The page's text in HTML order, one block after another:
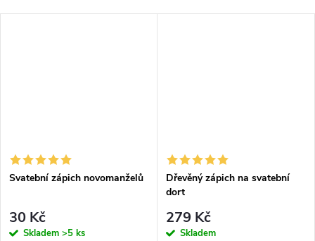
Svatební zápich novomanželů
30 Kč
Skladem >5 ks
Dřevěný zápich na svatební
dort
279 Kč
Skladem